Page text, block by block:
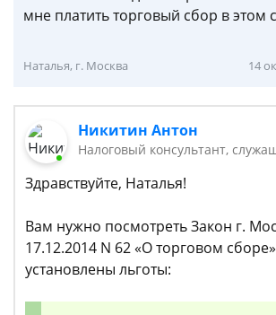
мне платить торговый сбор в этом
Наталья, г. Москва 14
Никитин Антон
Налоговый консультант,
Здравствуйте, Наталья!
Вам нужно посмотреть Закон г.
17.12.2014 N 62 «О торговом
установлены льготы: